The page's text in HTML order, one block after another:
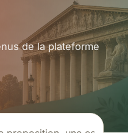
de la plateforme